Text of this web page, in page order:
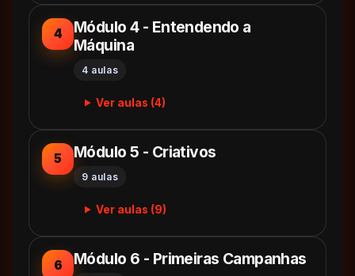
4
Módulo 4 - Entendendo a
Máquina
4 aulas
Ver aulas (4)
5 Módulo 5 - Criativos
9 aulas
Ver aulas (9)
6 Módulo 6 - Primeiras Campanhas